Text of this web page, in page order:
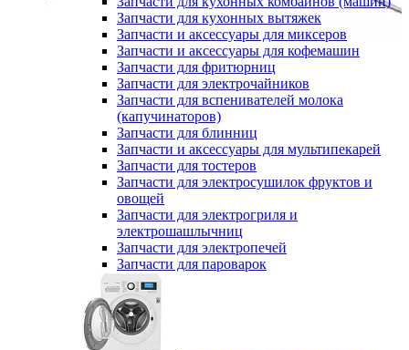
Запчасти для кухонных вытяжек
Запчасти и аксессуары для миксеров
Запчасти и аксессуары для кофемашин
Запчасти для фритюрниц
Запчасти для электрочайников
Запчасти для вспенивателей молока
(капучинаторов)
Запчасти для блинниц
Запчасти и аксессуары для мультипекарей
Запчасти для тостеров
Запчасти для электросушилок фруктов и
овощей
Запчасти для электрогриля и
электрошашлычниц
Запчасти для электропечей
Запчасти для пароварок